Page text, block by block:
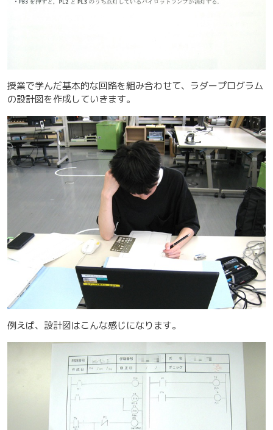
授業で学んだ基本的な回路を組み合わせて、ラダープログラム
の設計図を作成していきます。
例えば、設計図はこんな感じになります。